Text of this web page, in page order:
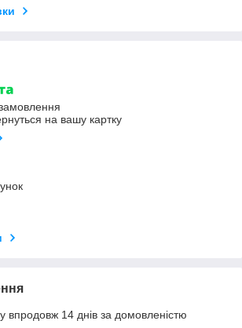
на вашу картку
впродовж 14 днів за домовленістю